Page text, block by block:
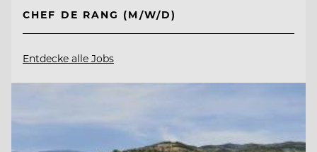
CHEF DE RANG (M/W/D)
Entdecke alle Jobs